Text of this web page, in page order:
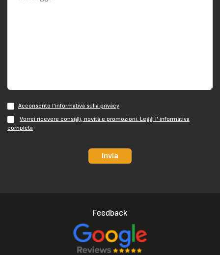
Acconsento l'informativa sulla privacy
Vorrei ricevere consigli, novità e promozioni. Leggi l' informativa
completa
Invia
Feedback